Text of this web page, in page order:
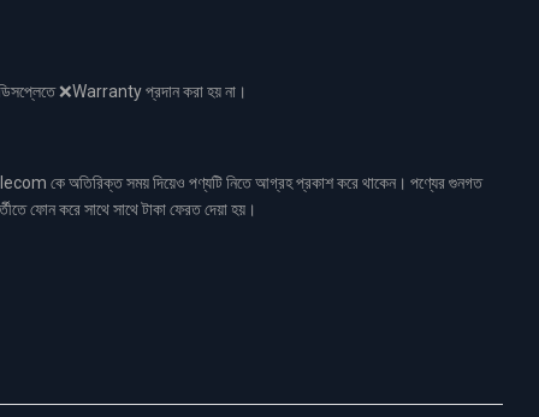
❌Warranty প্রদান করা হয় না।
কে অতিরিক্ত সময় দিয়েও পণ্যটি নিতে আগ্রহ প্রকাশ করে থাকেন। পণ্যের গুনগত
ফোন করে সাথে সাথে টাকা ফেরত দেয়া হয়।